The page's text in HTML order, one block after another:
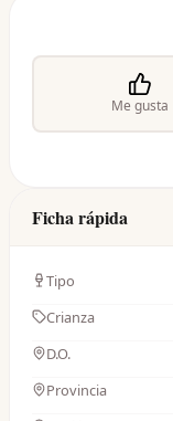
Me gusta
Ficha rápida
Tipo
Crianza
D.O.
Provincia